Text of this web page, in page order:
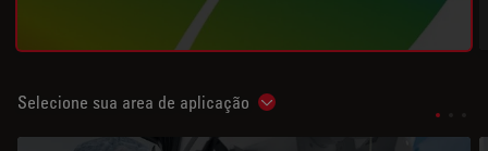
Selecione sua area de aplicação Show subnavigation